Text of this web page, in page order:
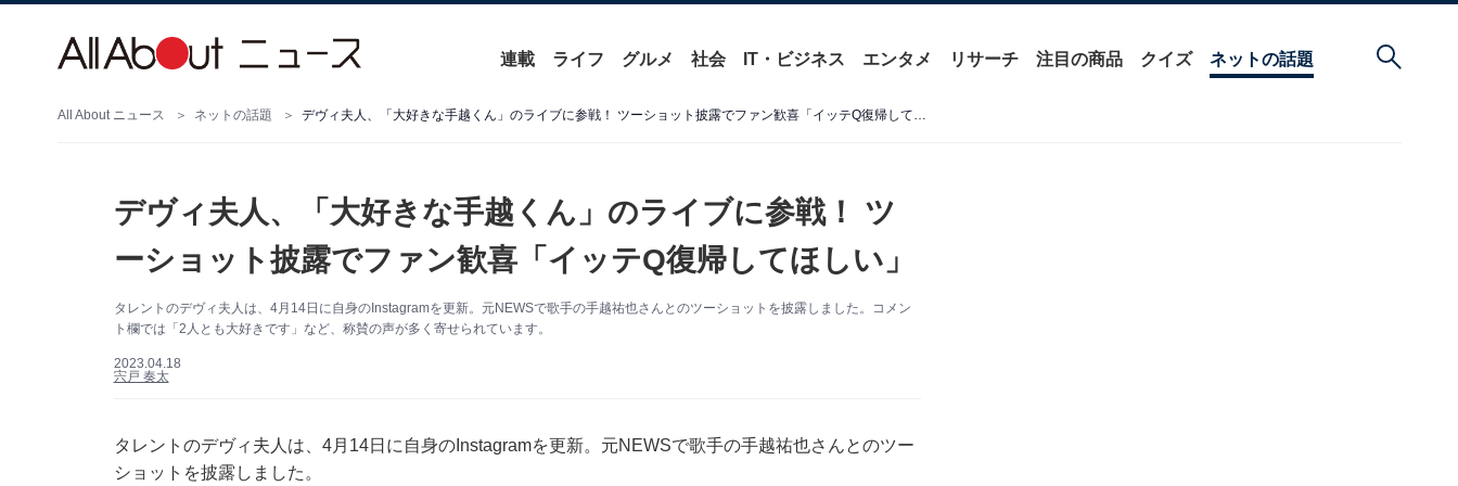
連載 ライフ グルメ 社会 IT・ビジネス エンタメ リサーチ 注目の商品 クイズ ネットの話題
All About ニュース ネットの話題 デヴィ夫人、「大好きな手越くん」のライブに参戦！ ツーショット披露でファン歓喜「イッテQ復帰してほしい」
デヴィ夫人、「大好きな手越くん」のライブに参戦！ ツ
ーショット披露でファン歓喜「イッテQ復帰してほしい」
タレントのデヴィ夫人は、4月14日に自身のInstagramを更新。元NEWSで歌手の手越祐也さんとのツーショットを披露しました。コメン
ト欄では「2人とも大好きです」など、称賛の声が多く寄せられています。
2023.04.18
宍戸 奏太
タレントのデヴィ夫人は、4月14日に自身のInstagramを更新。元NEWSで歌手の手越祐也さんとのツー
ショットを披露しました。